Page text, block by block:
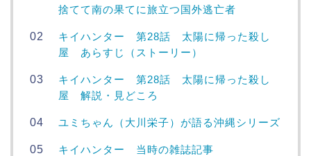
捨てて南の果てに旅立つ国外逃亡者
キイハンター 第28話 太陽に帰った殺し
屋 あらすじ（ストーリー）
キイハンター 第28話 太陽に帰った殺し
屋 解説・見どころ
ユミちゃん（大川栄子）が語る沖縄シリーズ
キイハンター 当時の雑誌記事